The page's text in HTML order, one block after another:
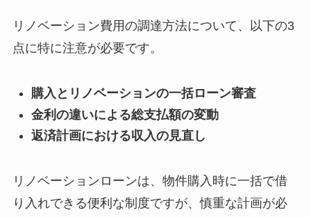
リノベーション費用の調達方法について、以下の3
点に特に注意が必要です。
購入とリノベーションの一括ローン審査
金利の違いによる総支払額の変動
返済計画における収入の見直し
リノベーションローンは、物件購入時に一括で借
り入れできる便利な制度ですが、慎重な計画が必